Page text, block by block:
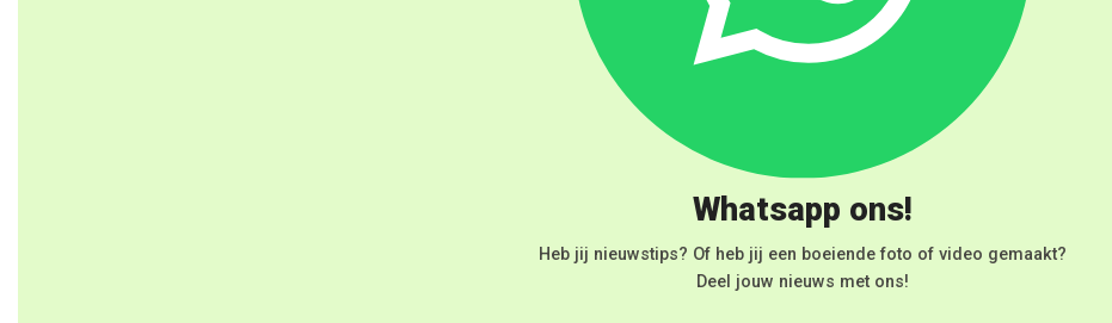
Whatsapp ons!
Heb jij nieuwstips? Of heb jij een boeiende foto of video gemaakt?
Deel jouw nieuws met ons!